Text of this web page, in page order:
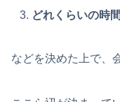
どれくらいの時
などを決めた上で、